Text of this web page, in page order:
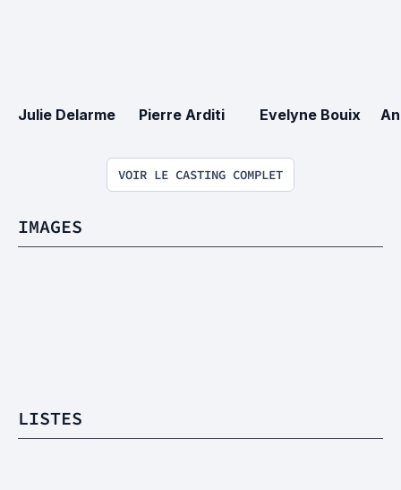
Julie Delarme Pierre Arditi Evelyne Bouix
VOIR LE CASTING COMPLET
IMAGES
LISTES